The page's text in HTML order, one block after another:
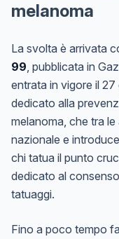
melanoma
La svolta è arrivata
99, pubblicata in
entrata in vigore il
dedicato alla
melanoma, che tra
nazionale e
chi tatua il punto
dedicato al
tatuaggi.
Fino a poco tempo